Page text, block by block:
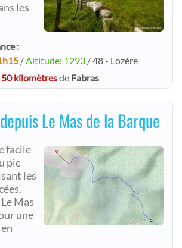
les
:
/Altitude: 1293 / 48 - Lozère
50 kilomètresde Fabras
Le Mas de la Barque
facile
pic
les
Mas
une